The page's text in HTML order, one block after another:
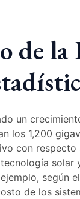
de la
un
los 1,200
con respecto
solar
según el
de los